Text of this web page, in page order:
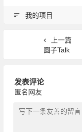
我的项目
上一篇
圆子Talk
发表评论
匿名网友